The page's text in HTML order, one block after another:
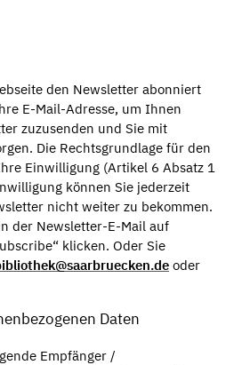
den Newsletter abonniert
E-Mail-Adresse, um Ihnen
zuzusenden und Sie mit
Die Rechtsgrundlage für den
Einwilligung (Artikel 6 Absatz 1
können Sie jederzeit
nicht weiter zu bekommen.
der Newsletter-E-Mail auf
klicken. Oder Sie
oder
Daten
Empfänger /